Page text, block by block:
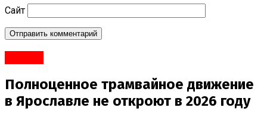
Сайт
Полноценное трамвайное движение
в Ярославле не откроют в 2026 году